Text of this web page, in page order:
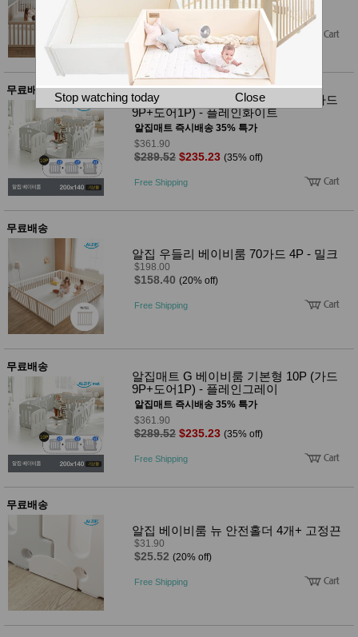
건강식
품
Diet/여
성용품
스킨케
메이크
헤어케
어/염색
바디케
어/향수
남성화
장품
품
전 주방가
계절/생
활가전
건강가
전
방
명품식
기브랜
보관용
기
품
주방소
품
품
즉석가
공식품
쌀/잡곡/
면류
양념/소
스/가루
농산품
놀이방
DVD
유아 보
드(칠
Stop watching today Close
$364.32(20% off)
Free Shipping
무료배송
알집매트 G 베이비룸 기본형 10P (가드
9P+도어1P) - 플레인화이트
알집매트 즉시배송 35% 특가
$361.90
$289.52 $235.23 (35% off)
Free Shipping
무료배송
알집 우들리 베이비룸 70가드 4P - 밀크
$198.00
$158.40 (20% off)
Free Shipping
무료배송
알집매트 G 베이비룸 기본형 10P (가드
9P+도어1P) - 플레인그레이
알집매트 즉시배송 35% 특가
$361.90
$289.52 $235.23 (35% off)
Free Shipping
무료배송
알집 베이비룸 뉴 안전홀더 4개+ 고정끈
$31.90
$25.52 (20% off)
Free Shipping